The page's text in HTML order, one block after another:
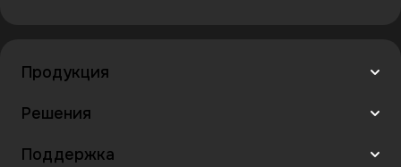
Продукция
Решения
Поддержка